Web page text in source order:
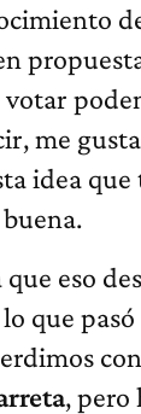
me
idea
eso
que
con
, pero